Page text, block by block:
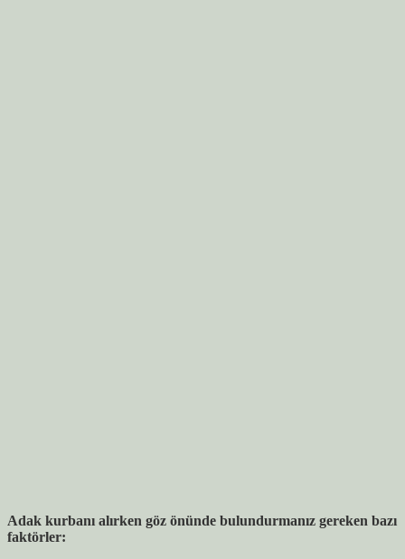
Adak kurbanı alırken göz önünde bulundurmanız gereken bazı
faktörler: